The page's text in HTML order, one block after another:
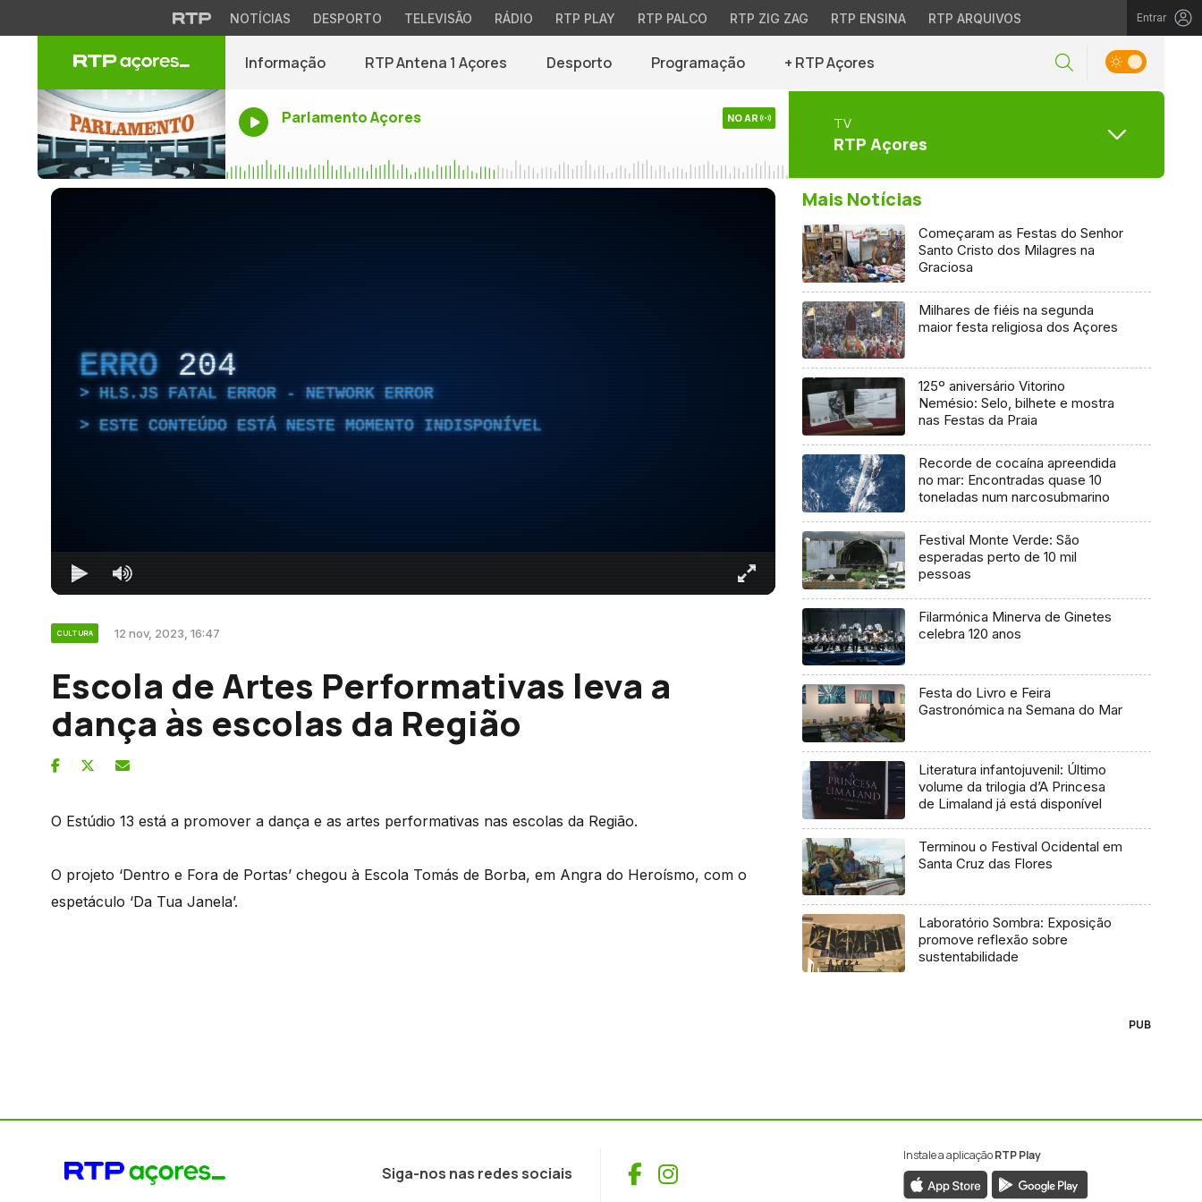
NOTÍCIAS DESPORTO TELEVISÃO RÁDIO RTP PLAY RTP PALCO RTP ZIG ZAG RTP ENSINA RTP ARQUIVOS Entrar
Informação RTP Antena 1 Açores Desporto Programação + RTP Açores
Parlamento Açores NO AR TV
RTP Açores
ERRO 204
HLS.JS FATAL ERROR - NETWORK ERROR
ESTE CONTEÚDO ESTÁ NESTE MOMENTO INDISPONÍVEL
CULTURA 12 nov, 2023, 16:47
Escola de Artes Performativas leva a
dança às escolas da Região
O Estúdio 13 está a promover a dança e as artes performativas nas escolas da Região.
O projeto ‘Dentro e Fora de Portas’ chegou à Escola Tomás de Borba, em Angra do Heroísmo, com o
espetáculo ‘Da Tua Janela’.
Mais Notícias
Começaram as Festas do Senhor
Santo Cristo dos Milagres na
Graciosa
Milhares de fiéis na segunda
maior festa religiosa dos Açores
125º aniversário Vitorino
Nemésio: Selo, bilhete e mostra
nas Festas da Praia
Recorde de cocaína apreendida
no mar: Encontradas quase 10
toneladas num narcosubmarino
Festival Monte Verde: São
esperadas perto de 10 mil
pessoas
Filarmónica Minerva de Ginetes
celebra 120 anos
Festa do Livro e Feira
Gastronómica na Semana do Mar
Literatura infantojuvenil: Último
volume da trilogia d’A Princesa
de Limaland já está disponível
Terminou o Festival Ocidental em
Santa Cruz das Flores
Laboratório Sombra: Exposição
promove reflexão sobre
sustentabilidade
PUB
Siga-nos nas redes sociais Facebook
Instagram
Instale a aplicaçãoRTP Play